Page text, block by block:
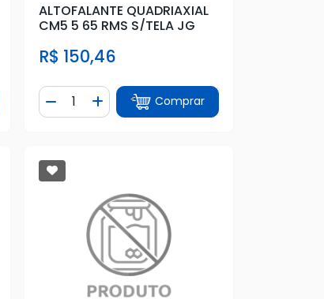
ALTOFALANTE QUADRIAXIAL
CM5 5 65 RMS S/TELA JG
R$ 150,46
Diminuir Quantidade
Quantidade
Adicionar Quantidade
Comprar